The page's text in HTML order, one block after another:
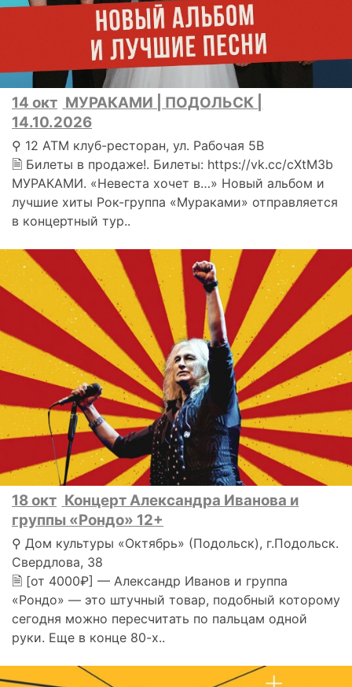
14 окт МУРАКАМИ | ПОДОЛЬСК |
14.10.2026
⚲ 12 АТМ клуб-ресторан, ул. Рабочая 5В
🗎 Билеты в продаже!. Билеты: https://vk.cc/cXtM3b
МУРАКАМИ. «Невеста хочет в…» Новый альбом и
лучшие хиты Рок-группа «Мураками» отправляется
в концертный тур..
18 окт Концерт Александра Иванова и
группы «Рондо» 12+
⚲ Дом культуры «Октябрь» (Подольск), г.Подольск.
Свердлова, 38
🗎 [от 4000₽] — Александр Иванов и группа
«Рондо» — это штучный товар, подобный которому
сегодня можно пересчитать по пальцам одной
руки. Еще в конце 80-х..